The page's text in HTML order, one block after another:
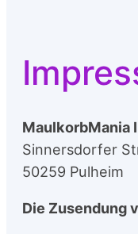
MaulkorbMania
Sinnersdorfer
50259 Pulheim
Die Zusendung